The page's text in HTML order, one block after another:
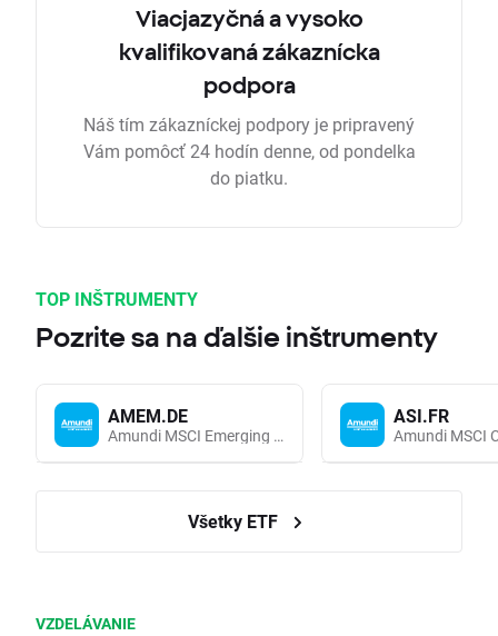
Viacjazyčná a vysoko
kvalifikovaná zákaznícka
podpora
Náš tím zákazníckej podpory je pripravený
Vám pomôcť 24 hodín denne, od pondelka
do piatku.
TOP INŠTRUMENTY
Pozrite sa na ďalšie inštrumenty
AMEM.DE
Amundi MSCI Emerging Markets UCITS (Acc EUR)
ASI.FR
Všetky ETF
VZDELÁVANIE